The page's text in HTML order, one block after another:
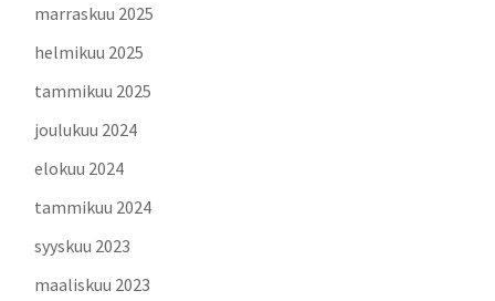
marraskuu 2025
helmikuu 2025
tammikuu 2025
joulukuu 2024
elokuu 2024
tammikuu 2024
syyskuu 2023
maaliskuu 2023